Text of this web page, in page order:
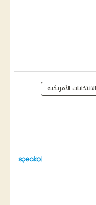
الانتخابات الأمريكية